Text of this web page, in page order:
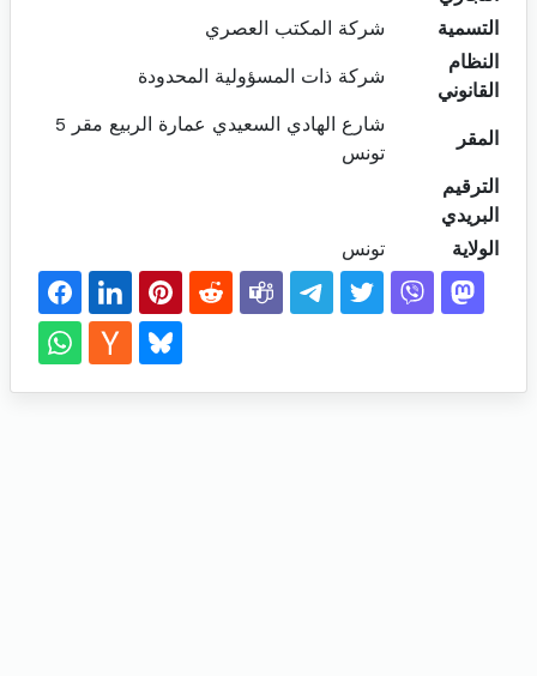
التسمية
شركة المكتب العصري
النظام
القانوني
شركة ذات المسؤولية المحدودة
المقر
شارع الهادي السعيدي عمارة الربيع مقر 5
تونس
الترقيم
البريدي
الولاية
تونس